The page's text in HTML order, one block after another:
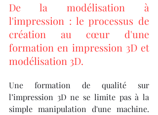
De la modélisation à
l'impression : le processus de
création au cœur d'une
formation en impression 3D et
modélisation 3D.
Une formation de qualité sur
l’impression 3D ne se limite pas à la
simple manipulation d'une machine.